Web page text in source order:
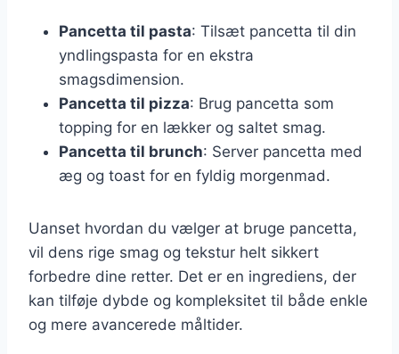
Pancetta til pasta: Tilsæt pancetta til din
yndlingspasta for en ekstra
smagsdimension.
Pancetta til pizza: Brug pancetta som
topping for en lækker og saltet smag.
Pancetta til brunch: Server pancetta med
æg og toast for en fyldig morgenmad.
Uanset hvordan du vælger at bruge pancetta,
vil dens rige smag og tekstur helt sikkert
forbedre dine retter. Det er en ingrediens, der
kan tilføje dybde og kompleksitet til både enkle
og mere avancerede måltider.